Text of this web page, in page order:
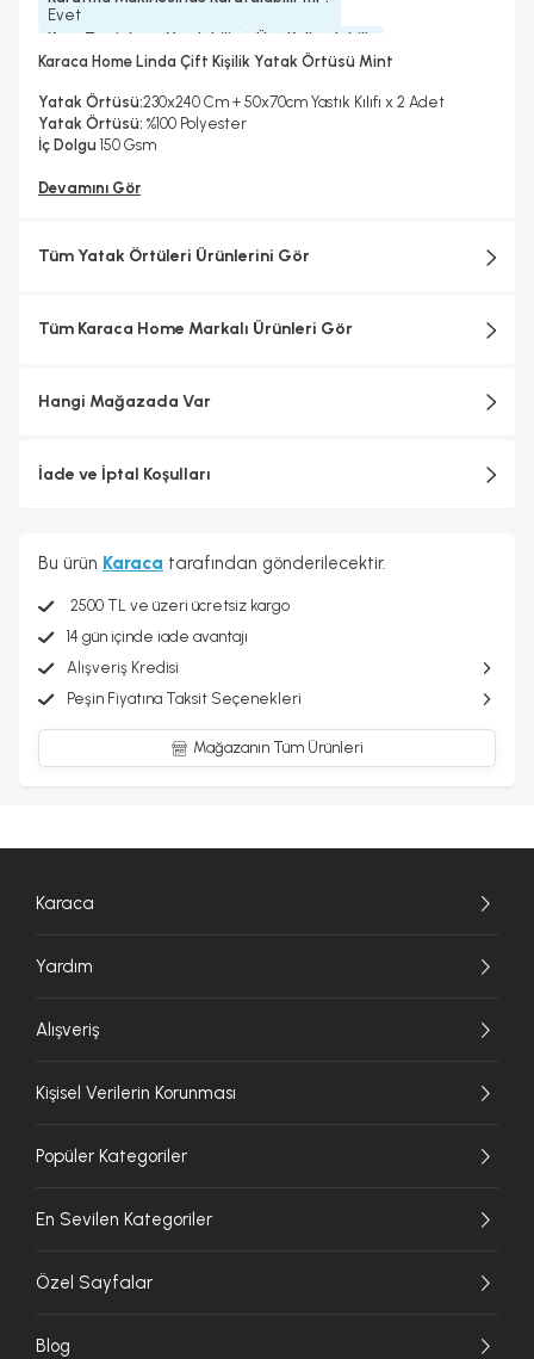
Evet
Kuru Temizleme Yapılabilir
Evet
Ütü Kullanılabilir
Evet
Karaca Home Linda Çift Kişilik Yatak Örtüsü Mint
Yatak Örtüsü:230x240 Cm + 50x70cm Yastık Kılıfı x 2 Adet
Yatak Örtüsü: %100 Polyester
İç Dolgu 150 Gsm
Devamını Gör
Tüm Yatak Örtüleri Ürünlerini Gör
Tüm Karaca Home Markalı Ürünleri Gör
Hangi Mağazada Var
İade ve İptal Koşulları
Bu ürün Karaca tarafından gönderilecektir.
2500 TL ve üzeri ücretsiz kargo
14 gün içinde iade avantajı
Alışveriş Kredisi
Peşin Fiyatına Taksit Seçenekleri
Mağazanın Tüm Ürünleri
Karaca
Yardım
Alışveriş
Kişisel Verilerin Korunması
Popüler Kategoriler
En Sevilen Kategoriler
Özel Sayfalar
Blog